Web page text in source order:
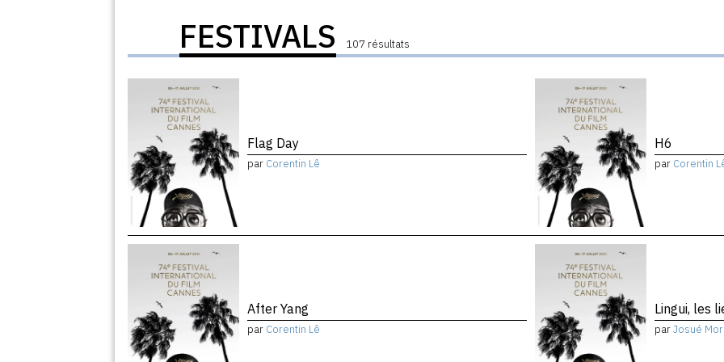
FESTIVALS 107 résultats
Flag Day
par Corentin Lê
H6
par Corentin
After Yang
par Corentin Lê
Lingui, les
parJosué